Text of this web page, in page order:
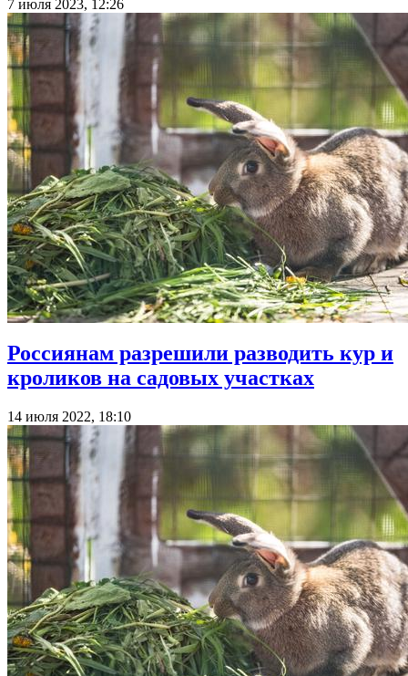
7 июля 2023, 12:26
Россиянам разрешили разводить кур и
кроликов на садовых участках
14 июля 2022, 18:10